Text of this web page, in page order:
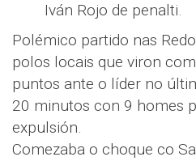
Iván Rojo de penalti.
Polémico partido nas
polos locais que viron
puntos ante o líder no
20 minutos con 9 homes
expulsión.
Comezaba o choque co